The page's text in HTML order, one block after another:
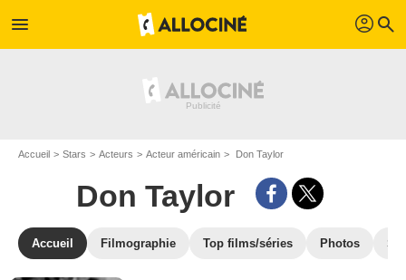
menu profil search
Accueil Stars Acteurs Acteur américain Don Taylor
Don Taylor
Accueil Filmographie Top films/séries Photos